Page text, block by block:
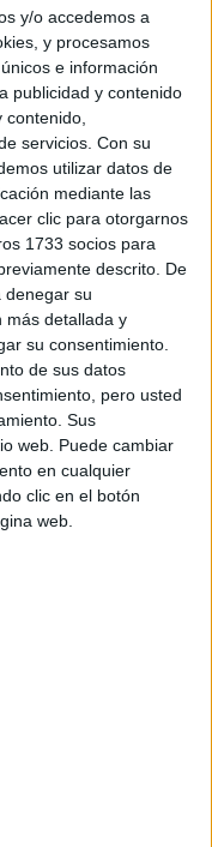
y/o accedemos a
y procesamos
e información
publicidad y contenido
servicios. Con su
utilizar datos de
mediante las
clic para otorgarnos
1733 socios para
descrito. De
denegar su
más detallada y
su consentimiento.
de sus datos
pero usted
Sus
web. Puede cambiar
en cualquier
clic en el botón
web.
estudios, puedes
de solicitudes: